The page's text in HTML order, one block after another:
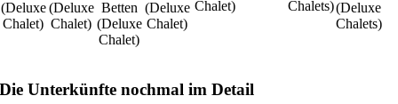
(Deluxe
Chalet)
(Deluxe
Chalet)
Betten
(Deluxe
Chalet)
(Deluxe
Chalet)
Chalet)
Chalets)(Deluxe
Chalets)
Die Unterkünfte nochmal im Detail